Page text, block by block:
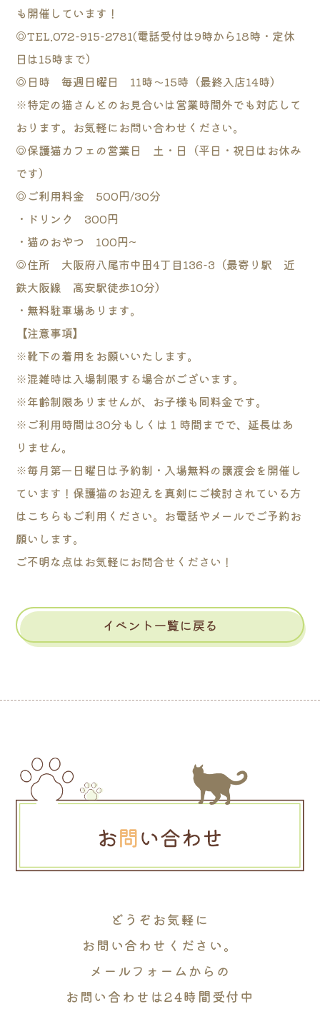
も開催しています！
◎TEL.072-915-2781(電話受付は9時から18時・定休
日は15時まで）
◎日時 毎週日曜日 11時～15時（最終入店14時）
※特定の猫さんとのお見合いは営業時間外でも対応して
おります。お気軽にお問い合わせください。
◎保護猫カフェの営業日 土・日（平日・祝日はお休み
です）
◎ご利用料金 500円/30分
・ドリンク 300円
・猫のおやつ 100円~
◎住所 大阪府八尾市中田4丁目136-3（最寄り駅 近
鉄大阪線 高安駅徒歩10分）
・無料駐車場あります。
【注意事項】
※靴下の着用をお願いいたします。
※混雑時は入場制限する場合がございます。
※年齢制限ありませんが、お子様も同料金です。
※ご利用時間は30分もしくは１時間までで、延長はあ
りません。
※毎月第一日曜日は予約制・入場無料の譲渡会を開催し
ています！保護猫のお迎えを真剣にご検討されている方
はこちらもご利用ください。お電話やメールでご予約お
願いします。
ご不明な点はお気軽にお問合せください！
イベント一覧に戻る
どうぞお気軽に
お問い合わせください。
メールフォームからの
お問い合わせは24時間受付中